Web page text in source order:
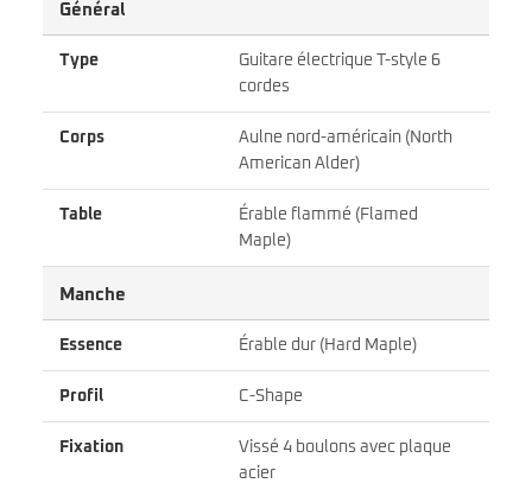
Général
Type
Guitare électrique T-style 6
cordes
Corps
Aulne nord-américain (North
American Alder)
Table
Érable flammé (Flamed
Maple)
Manche
Essence Érable dur (Hard Maple)
Profil C-Shape
Fixation
Vissé 4 boulons avec plaque
acier